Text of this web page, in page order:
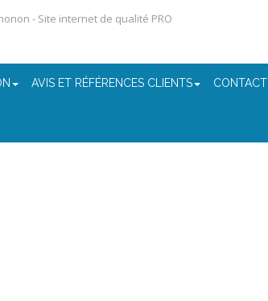
- Site internet de qualité PRO
AVIS ET RÉFÉRENCES CLIENTS CONTACT